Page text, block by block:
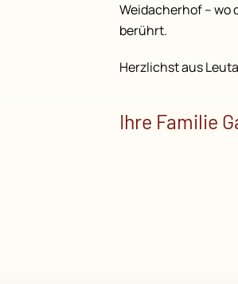
Weidacherhof – wo
berührt.
Herzlichst aus
Ihre Familie